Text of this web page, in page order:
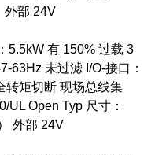
外部 24V
有 150% 过载 3
63Hz 未过滤 I/O-接口：
转矩切断 现场总线集
UL Open Typ 尺寸：
外部 24V